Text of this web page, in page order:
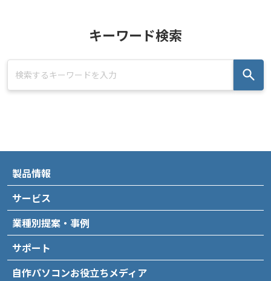
キーワード検索
製品情報
サービス
業種別提案・事例
サポート
自作パソコンお役立ちメディア